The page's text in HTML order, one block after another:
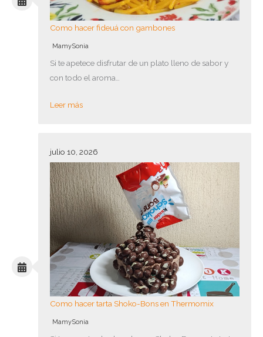
Como hacer fideuá con gambones
MamySonia
Si te apetece disfrutar de un plato lleno de sabor y
con todo el aroma…
Leer más
julio 10, 2026
Como hacer tarta Shoko-Bons en Thermomix
MamySonia